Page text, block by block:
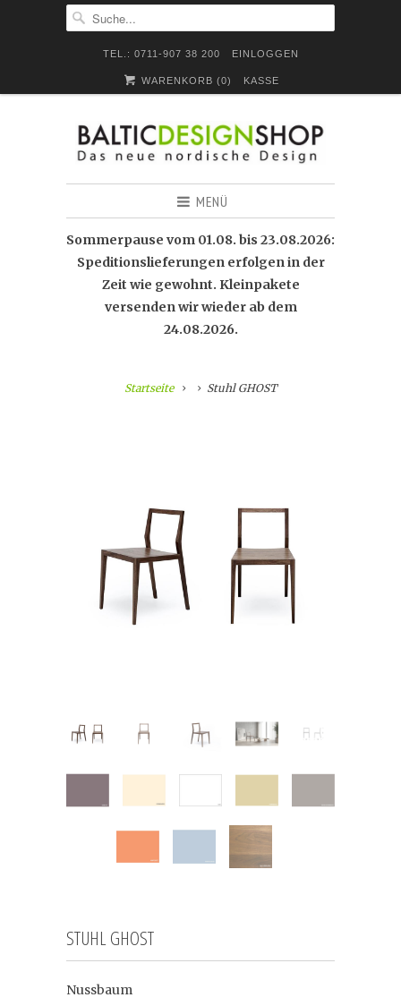
TEL.: 0711-907 38 200 EINLOGGEN
WARENKORB (0) KASSE
MENÜ
Sommerpause vom 01.08. bis 23.08.2026:
Speditionslieferungen erfolgen in der
Zeit wie gewohnt. Kleinpakete
versenden wir wieder ab dem
24.08.2026.
Startseite Stuhl GHOST
STUHL GHOST
Nussbaum